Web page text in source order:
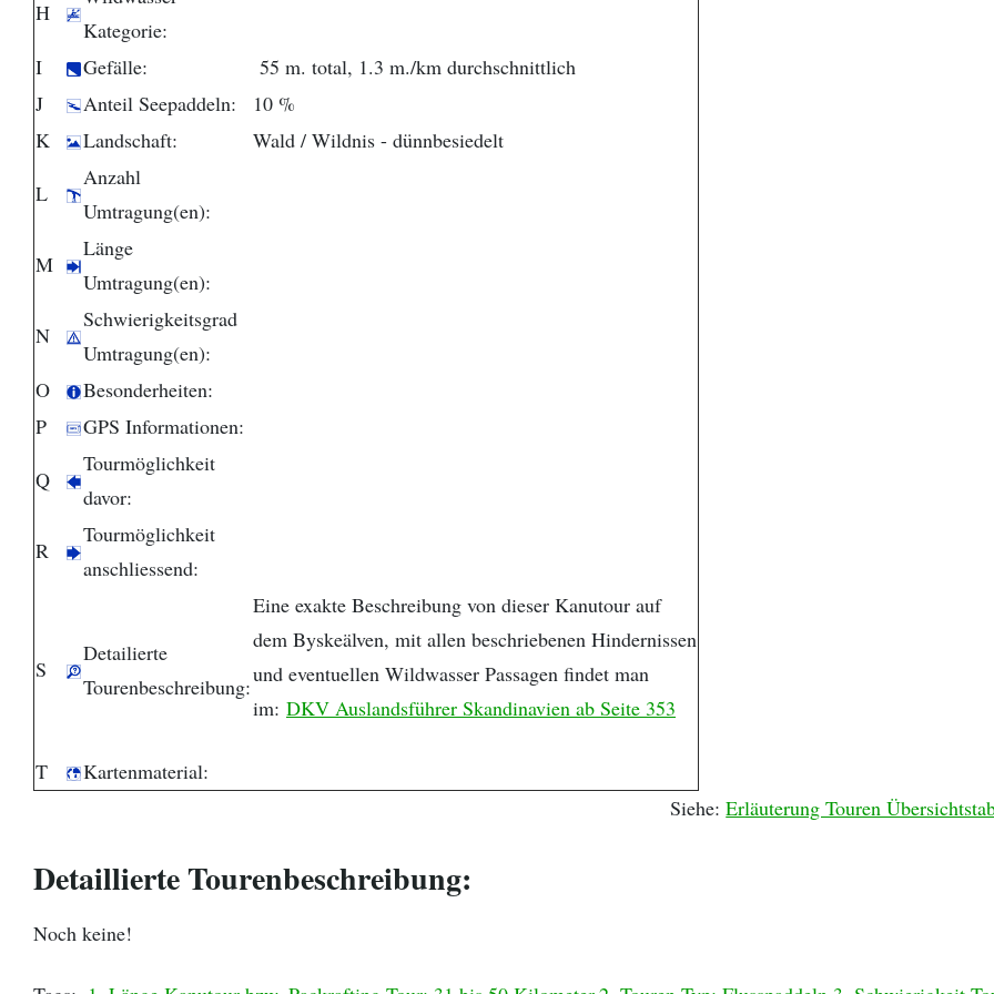
H
Kategorie:
I
Gefälle:
55 m. total, 1.3 m./km durchschnittlich
J
Anteil Seepaddeln:
10 %
K
Landschaft:
Wald / Wildnis - dünnbesiedelt
L
Anzahl
Umtragung(en):
M
Länge
Umtragung(en):
N
Schwierigkeitsgrad
Umtragung(en):
O
Besonderheiten:
P
GPS Informationen:
Q
Tourmöglichkeit
davor:
R
Tourmöglichkeit
anschliessend:
S
Detailierte
Tourenbeschreibung:
Eine exakte Beschreibung von dieser Kanutour auf
dem Byskeälven, mit allen beschriebenen Hindernissen
und eventuellen Wildwasser Passagen findet man
im: DKV Auslandsführer Skandinavien ab Seite 353
T
Kartenmaterial:
Siehe:Erläuterung Touren
Detaillierte Tourenbeschreibung:
Noch keine!